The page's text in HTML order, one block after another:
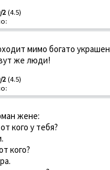
2(4.5)
мимо богато
же люди!
2(4.5)
жене:
кого у тебя?
кого?